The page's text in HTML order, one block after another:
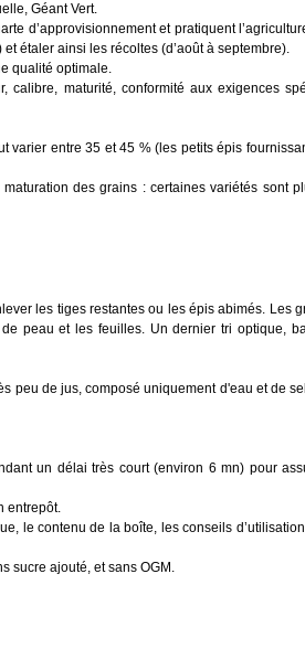
Géant Vert.
d’approvisionnement et pratiquent
étaler ainsi les récoltes (d’août à septembre).
qualité optimale.
maturité, conformité aux exigences
varier entre 35 et 45 % (les petits épis
des grains : certaines variétés sont
les tiges restantes ou les épis abimés. Les
peau et les feuilles. Un dernier tri optique,
peu de jus, composé uniquement d'eau et de
un délai très court (environ 6 mn) pour
entrepôt.
le contenu de la boîte, les conseils
sucre ajouté, et sans OGM.